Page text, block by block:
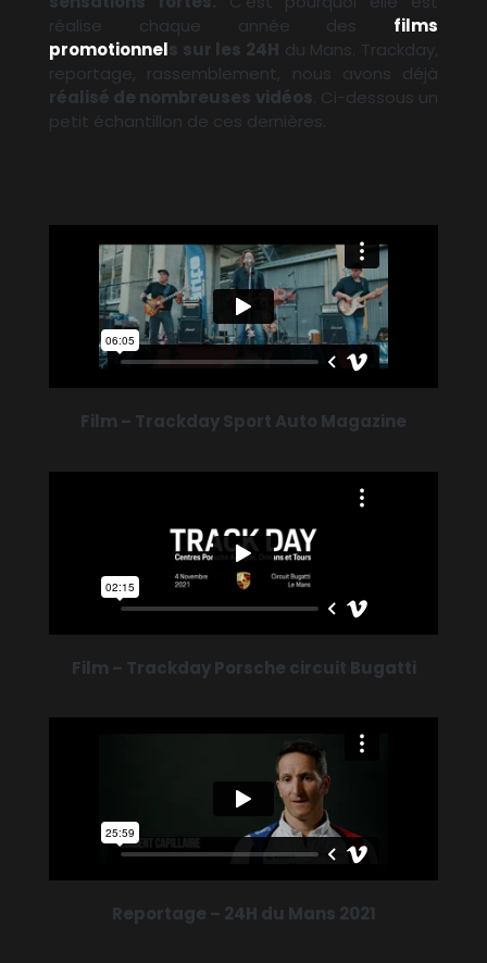
réalise chaque année des films
promotionnels sur les 24H du Mans. Trackday,
reportage, rassemblement, nous avons déjà
réalisé de nombreuses vidéos. Ci-dessous un
petit échantillon de ces dernières.
Film – Trackday Sport Auto Magazine
Film – Trackday Porsche circuit Bugatti
Reportage – 24H du Mans 2021